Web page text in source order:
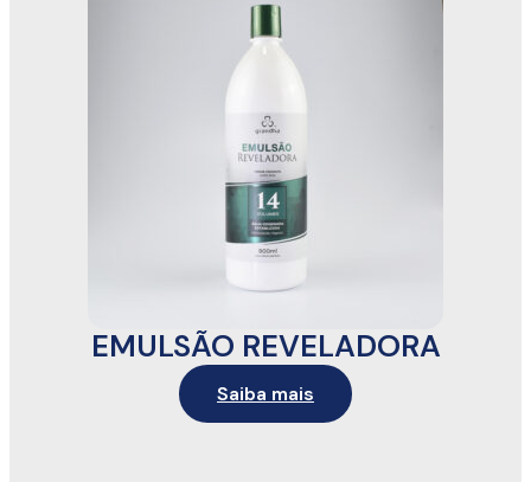
EMULSÃO REVELADORA
Saiba mais